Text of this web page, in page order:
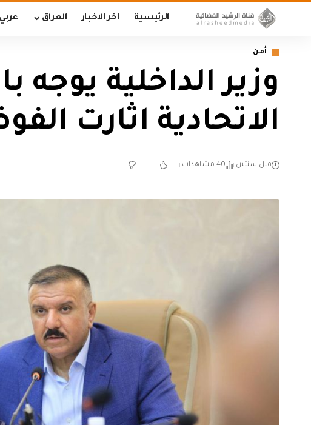
الرئيسية اخر الاخبار العراق
أمن
وزير الداخلية
الاتحادية اثارت
قبل سنتين 40 مشاهدات